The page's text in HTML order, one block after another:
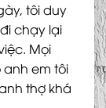
tôi duy
chạy lại
Mọi
em tôi
thợ khá